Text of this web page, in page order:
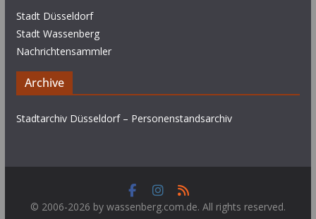
Stadt Düsseldorf
Stadt Wassenberg
Nachrichtensammler
Archive
Stadtarchiv Düsseldorf – Personenstandsarchiv
© 2006-2026 by wassenberg.com.de. All rights reserved.